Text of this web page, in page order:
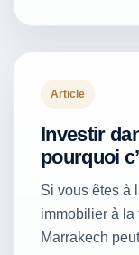
Article
Investir
pourquoi
Si vous êtes à
immobilier à la
Marrakech